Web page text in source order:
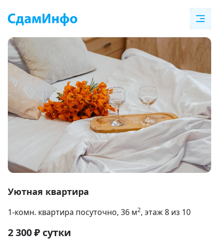
1
12
Уютная квартира
1-комн. квартира посуточно, 36 м2, этаж 8 из 10
2 300₽ сутки